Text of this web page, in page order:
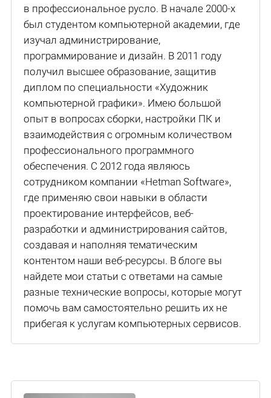
в профессиональное русло. В начале 2000-х
был студентом компьютерной академии, где
изучал администрирование,
программирование и дизайн. В 2011 году
получил высшее образование, защитив
диплом по специальности «Художник
компьютерной графики». Имею большой
опыт в вопросах сборки, настройки ПК и
взаимодействия с огромным количеством
профессионального программного
обеспечения. С 2012 года являюсь
сотрудником компании «Hetman Software»,
где применяю свои навыки в области
проектирование интерфейсов, веб-
разработки и администрирования сайтов,
создавая и наполняя тематическим
контентом наши веб-ресурсы. В блоге вы
найдете мои статьи с ответами на самые
разные технические вопросы, которые могут
помочь вам самостоятельно решить их не
прибегая к услугам компьютерных сервисов.